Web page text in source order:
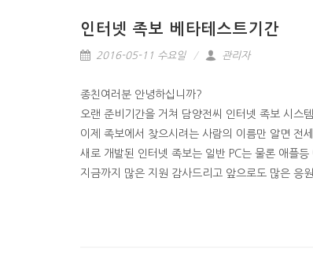
인터넷 족보 베타테스트기간
2016-05-11 수요일 관리자
종친여러분 안녕하십니까?
오랜 준비기간을 거쳐 담양전씨 인터넷 족보 시스
이제 족보에서 찾으시려는 사람의 이름만 알면 전
새로 개발된 인터넷 족보는 일반 PC는 물론 애플
지금까지 많은 지원 감사드리고 앞으로도 많은 응